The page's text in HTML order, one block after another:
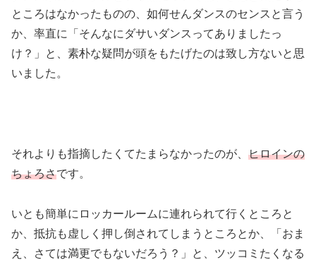
ところはなかったものの、如何せんダンスのセンスと言う
か、率直に「そんなにダサいダンスってありましたっ
け？」と、素朴な疑問が頭をもたげたのは致し方ないと思
いました。
それよりも指摘したくてたまらなかったのが、 ヒロインの
ちょろさです。
いとも簡単にロッカールームに連れられて行くところと
か、抵抗も虚しく押し倒されてしまうところとか、「おま
え、さては満更でもないだろう？」と、ツッコミたくなる